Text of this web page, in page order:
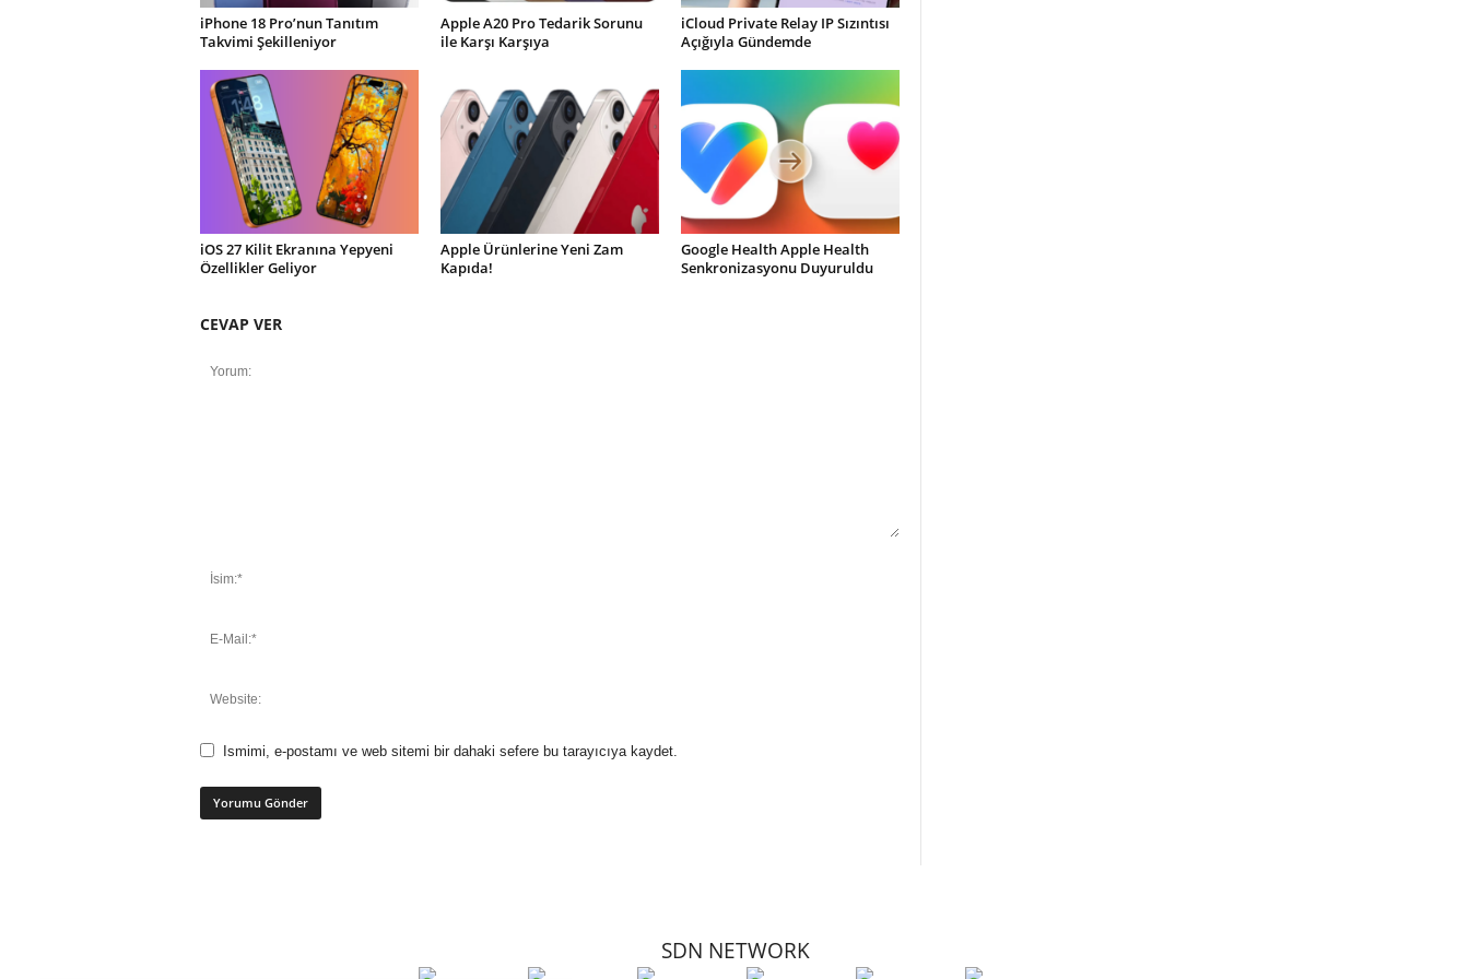
iPhone 18 Pro’nun Tanıtım
Takvimi Şekilleniyor
Apple A20 Pro Tedarik Sorunu
ile Karşı Karşıya
iCloud Private Relay IP Sızıntısı
Açığıyla Gündemde
iOS 27 Kilit Ekranına Yepyeni
Özellikler Geliyor
Apple Ürünlerine Yeni Zam
Kapıda!
Google Health Apple Health
Senkronizasyonu Duyuruldu
CEVAP VER
Ismimi, e-postamı ve web sitemi bir dahaki sefere bu tarayıcıya kaydet.
SDN NETWORK